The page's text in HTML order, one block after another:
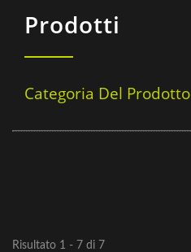
Prodotti
Categoria Del Prodotto
Risultato 1 - 7 di 7